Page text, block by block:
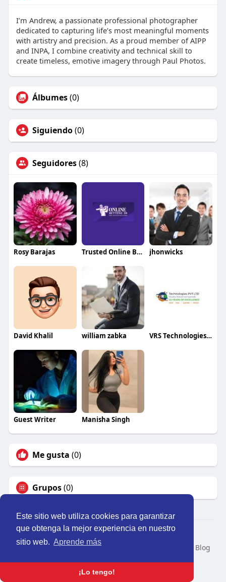
Este sitio web utiliza cookies para garantizar
que obtenga la mejor experiencia en nuestro
sitio web. Aprende más
¡Lo tengo!
I’m Andrew, a passionate professional photographer
dedicated to capturing life’s most meaningful moments
with artistry and precision. As a proud member of AIPP
and INPA, I combine creativity and technical skill to
create timeless, emotive imagery through Paul Photos.
Álbumes(0)
Siguiendo(0)
Seguidores(8)
Rosy Barajas Trusted Online Betting ID jhonwicks
David Khalil william zabka VRS Technologies pvt ltd
Guest Writer Manisha Singh
Me gusta (0)
Grupos(0)
© 2026 Perú Activo
Inicio
Nosotros Contacto
Blog
Idioma